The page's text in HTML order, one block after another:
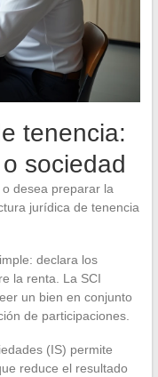
tenencia:
sociedad
desea preparar la
jurídica de tenencia
declara los
la renta. La SCI
un bien en conjunto
de participaciones.
(IS) permite
reduce el resultado